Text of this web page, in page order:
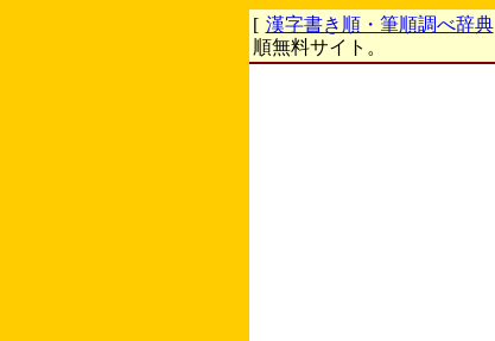
[ 漢字書き順・筆順調べ辞典
順無料サイト。